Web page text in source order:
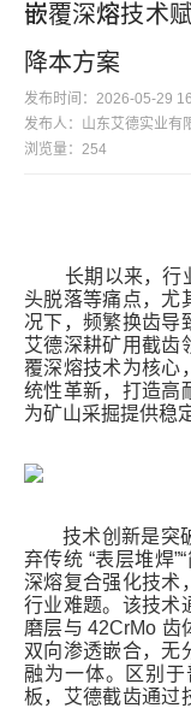
嵌覆深熔技术
降本方案
发布时间：2026-05-29
发布人：山东艾德实业有
浏览量：254
长期以来，行
头脱落等痛点，尤
况下，频繁换齿导
艾德深耕矿用截齿
覆深熔技术为核心
统性革新，打造高
为矿山采掘提供稳
技术创新是突
弃传统 “表层堆焊”“
深熔复合强化技术
行业难题。该技术
磨层与 42CrMo 齿
双向渗透嵌合，无
融为一体。区别
板，艾德截齿通过